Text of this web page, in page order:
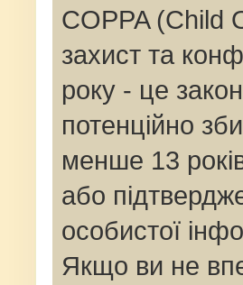
COPPA (Child
захист та
року - це
потенційно
менше 13
або
особистої
Якщо ви не